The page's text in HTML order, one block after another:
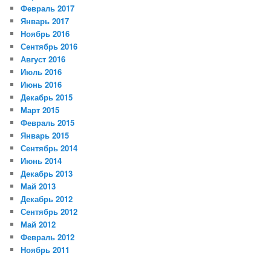
Февраль 2017
Январь 2017
Ноябрь 2016
Сентябрь 2016
Август 2016
Июль 2016
Июнь 2016
Декабрь 2015
Март 2015
Февраль 2015
Январь 2015
Сентябрь 2014
Июнь 2014
Декабрь 2013
Май 2013
Декабрь 2012
Сентябрь 2012
Май 2012
Февраль 2012
Ноябрь 2011